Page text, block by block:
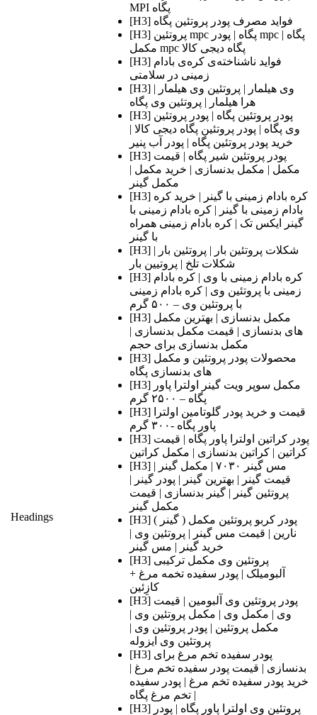
Headings
MPI پگاه
[H3] فواید مصرف پودر پروتئین پگاه
[H3] پروتئین mpc پگاه | پودر mpc پگاه |
مکمل mpc پگاه دیجی کالا
[H3] فواید ناشناخته‌ی کره‌ی بادام
زمینی در سلامتی
[H3] وی هیلمار | پروتئین وی هیلمار |
هرا هیلمار | پروتئین وی پگاه
[H3] پودر پروتئین‌ پگاه | پودر پروتئین
وی پگاه | پودر پروتئین پگاه دیجی کالا |
خرید پودر پروتئین پگاه | پودر آب پنیر
[H3] پودر پروتئین شیر پگاه | قیمت
مکمل | مکمل بدنسازی | خرید مکمل |
مکمل گینر
[H3] کره بادام زمینی با گینر | خرید کره
بادام زمینی با گینر | کره بادام زمینی با
گینر ایکس تک | کره بادام زمینی همراه
با گینر
[H3] شکلات پروتئین بار | پروتئین بار |
شکلات تلخ | پروتیین بار
[H3] کره بادام زمینی با وی | کره بادام
زمینی با پروتئین وی | کره بادام زمینی
با پروتئین وی – ۵۰۰ گرم
[H3] مکمل بدنسازی | بهترین مکمل
های بدنسازی | قیمت مکمل بدنسازی |
مکمل بدنسازی برای حجم
[H3] محصولات پودر پروتئین و مکمل
های بدنسازی پگاه
[H3] مکمل سوپر ویت گینر اولترا پاور
پگاه – ۲۵۰۰ گرم
[H3] قیمت و خرید پودر گلوتامین اولترا
پاور پگاه -۳۰۰ گرم
[H3] پودر کراتین اولترا پاور پگاه | قیمت
کراتین | کراتین بدنسازی | مکمل کراتین
[H3] مس گینر ۷۰۳۰ | مکمل گینر |
قیمت گینر | بهترین گینر | پودر گینر |
پروتئین گینر | گینر بدنسازی | قیمت
مکمل گینر
[H3] پودر کربو پروتئین مکمل ( گینر )
نارین | قیمت مس گینر | پروتئین وی |
خرید گینر | مس گینر
[H3] پروتئین وی مکمل ترکیبی
آلبومیلک | پودر سفیده تخمه مرغ +
کازِئین
[H3] پودر پروتئین وی آلبومین | قیمت
وی | مکمل وی | مکمل پروتئین وی |
مکمل پروتئین | پودر پروتئین وی |
پروتئین وی ایزوله
[H3] پودر سفیده تخم مرغ برای
بدنسازی | قیمت پودر سفیده تخم مرغ |
خرید پودر سفیده تخم مرغ | پودر سفیده
تخم مرغ پگاه |
[H3] پروتئین وی اولترا پاور پگاه | پودر